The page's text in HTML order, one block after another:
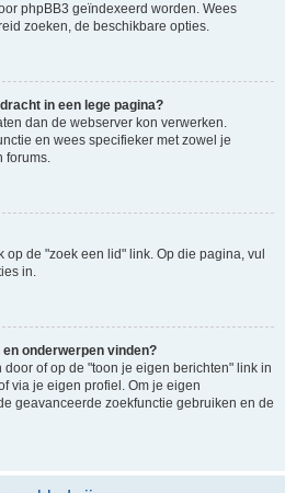
phpBB3 geïndexeerd worden. Wees
zoeken, de beschikbare opties.
in een lege pagina?
dan de webserver kon verwerken.
en wees specifieker met zowel je
forums.
de "zoek een lid" link. Op die pagina, vul
in.
onderwerpen vinden?
of op de "toon je eigen berichten" link in
via je eigen profiel. Om je eigen
geavanceerde zoekfunctie gebruiken en de